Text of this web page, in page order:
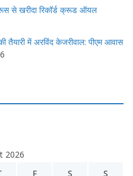
रूस से खरीदा रिकॉर्ड क्रूड ऑयल
में अरविंद केजरीवाल: पीएम आवास
2026
F S S